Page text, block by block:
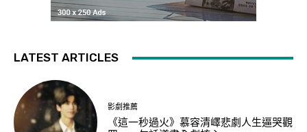
LATEST ARTICLES
影劇推薦
《這一秒過火》慕容清嶧悲劇人生逼哭觀